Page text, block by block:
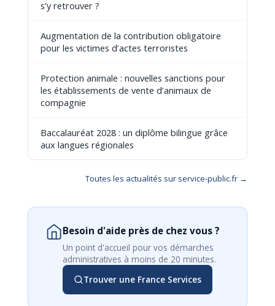
s’y retrouver ?
Augmentation de la contribution obligatoire
pour les victimes d’actes terroristes
Protection animale : nouvelles sanctions pour
les établissements de vente d’animaux de
compagnie
Baccalauréat 2028 : un diplôme bilingue grâce
aux langues régionales
Toutes les actualités sur service-public.fr →
Besoin d'aide près de chez vous ?
Un point d'accueil pour vos démarches
administratives à moins de 20 minutes.
Trouver une France Services